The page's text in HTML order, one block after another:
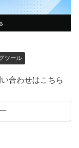
ツール
合わせはこちら